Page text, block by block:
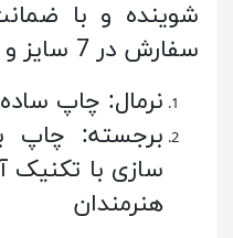
سفارش در 7 سایز و به دو صورت:
نرمال: چاپ ساده
برجسته: چاپ
سازی با
هنرمندان